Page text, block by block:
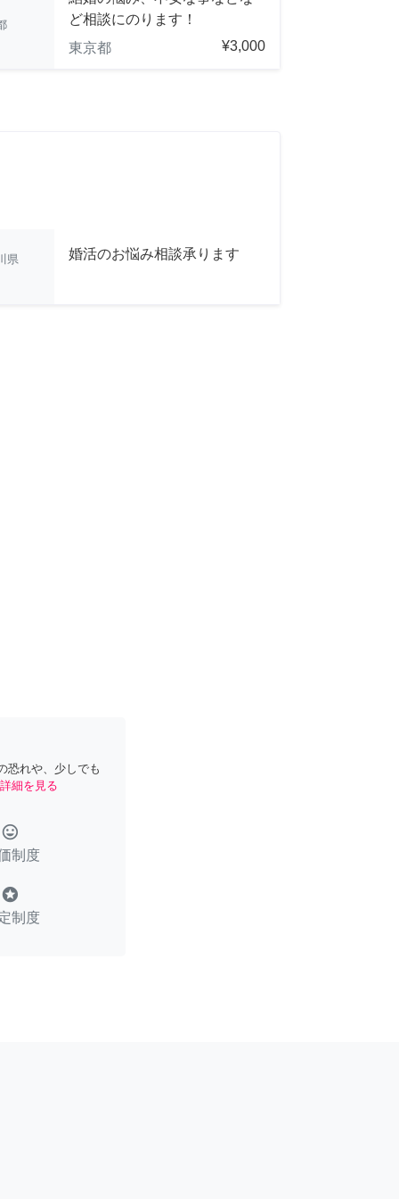
ど相談にのります！
東京都
¥3,000
県 婚活のお悩み相談承ります
恐れや、少しでも
詳細を見る
tag_faces
制度
stars
制度